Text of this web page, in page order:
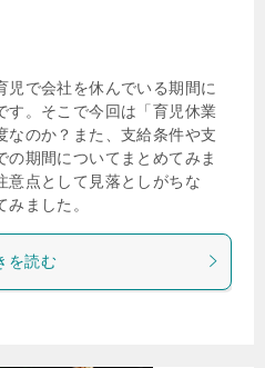
児で会社を休んでいる期間に
す。そこで今回は「育児休業
なのか？また、支給条件や支
期間についてまとめてみま
意点として見落としがちな
みました。
を読む